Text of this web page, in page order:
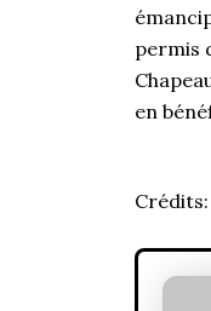
permis
en
Crédits: